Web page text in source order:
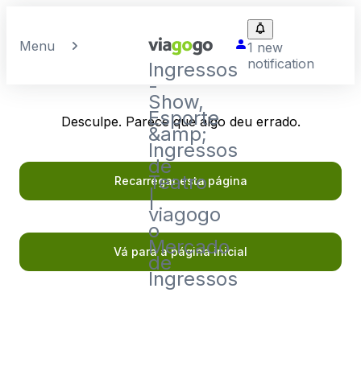
Menu
Ingressos
-
Show,
Esporte
&amp;
Ingressos
de
Teatro
|
viagogo
o
Mercado
de
Ingressos
1 new
notification
Desculpe. Parece que algo deu errado.
Recarregar esta página
Vá para a página inicial